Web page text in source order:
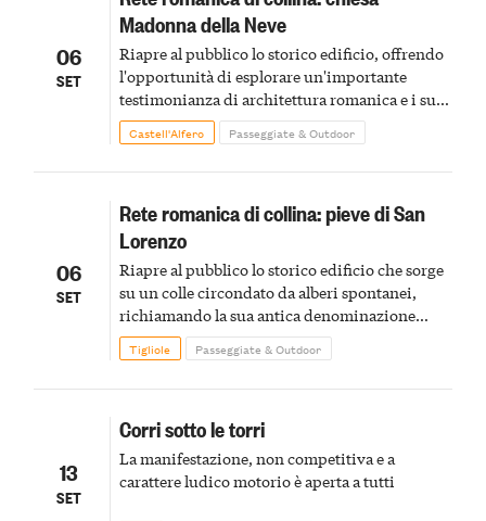
06
SET
Madonna della Neve
Riapre al pubblico lo storico edificio, offrendo
l'opportunità di esplorare un'importante
testimonianza di architettura romanica e i suoi
affreschi
Castell'Alfero Passeggiate & Outdoor
06
SET
Rete romanica di collina: pieve di San
Lorenzo
Riapre al pubblico lo storico edificio che sorge
su un colle circondato da alberi spontanei,
richiamando la sua antica denominazione
medievale di Teglole superiores
Tigliole Passeggiate & Outdoor
13
SET
Corri sotto le torri
La manifestazione, non competitiva e a
carattere ludico motorio è aperta a tutti